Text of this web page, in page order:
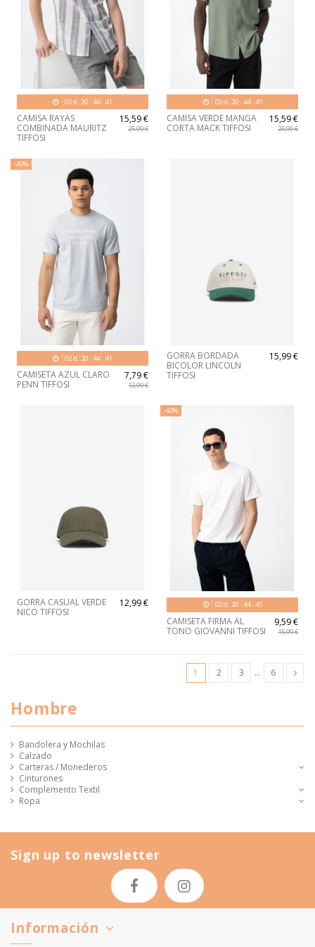
02d. 20 :44:40
CAMISA RAYAS
COMBINADA MAURITZ
TIFFOSI
15,59 €
25,99 €
02d. 20: 44: 40
CAMISA VERDE MANGA
CORTA MACK TIFFOSI
15,59 €
25,99 €
-40%
02d. 20 :44:40
CAMISETA AZUL CLARO
PENN TIFFOSI
7,79 €
12,99 €
GORRA BORDADA
BICOLOR LINCOLN
TIFFOSI
15,99 €
GORRA CASUAL VERDE
NICO TIFFOSI
12,99 €
-40%
02d. 20: 44: 40
CAMISETA FIRMA AL
TONO GIOVANNI TIFFOSI
9,59 €
15,99 €
1 2 3 … 6
Hombre
Bandolera y Mochilas
Calzado
Carteras / Monederos
Cinturones
Complemento Textil
Ropa
Sign up to newsletter
Información